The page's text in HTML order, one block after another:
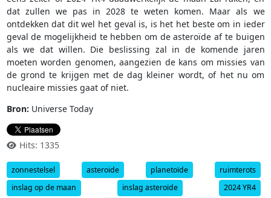
dat zullen we pas in 2028 te weten komen. Maar als we
ontdekken dat dit wel het geval is, is het het beste om in ieder
geval de mogelijkheid te hebben om de asteroïde af te buigen
als we dat willen. Die beslissing zal in de komende jaren
moeten worden genomen, aangezien de kans om missies van
de grond te krijgen met de dag kleiner wordt, of het nu om
nucleaire missies gaat of niet.
Bron: Universe Today
Hits: 1335
zonnestelsel asteroide planetoïde
ruimterots
inslag op de maan
inslag asteroïde
2024 YR4